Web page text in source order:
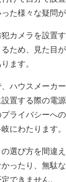
た様々な疑問
カメラを設置
ため、見た目
ます。
ハウスメーカ
設置する際の電
ライバシーへ
にわたります。
選び方を間違
ったり、無駄
できません。